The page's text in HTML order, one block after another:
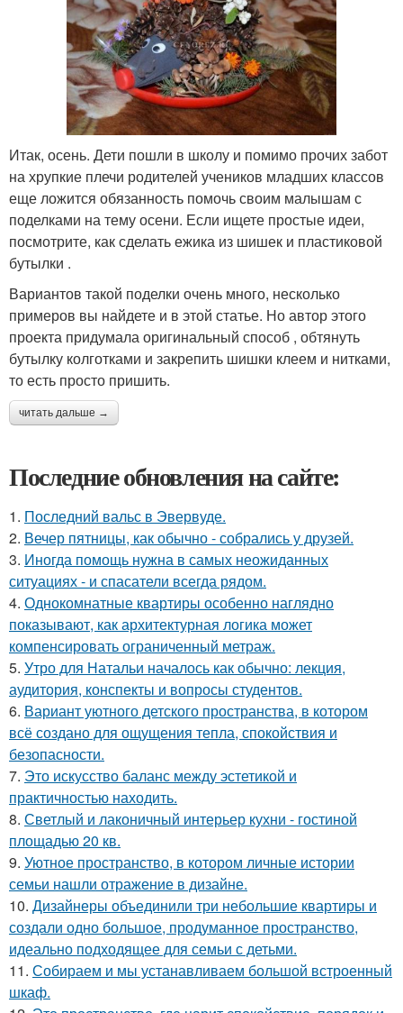
Итак, осень. Дети пошли в школу и помимо прочих забот
на хрупкие плечи родителей учеников младших классов
еще ложится обязанность помочь своим малышам с
поделками на тему осени. Если ищете простые идеи,
посмотрите, как сделать ежика из шишек и пластиковой
бутылки .
Вариантов такой поделки очень много, несколько
примеров вы найдете и в этой статье. Но автор этого
проекта придумала оригинальный способ , обтянуть
бутылку колготками и закрепить шишки клеем и нитками,
то есть просто пришить.
читать дальше →
Последние обновления на сайте:
1. Последний вальс в Эвервуде.
2. Вечер пятницы, как обычно - собрались у друзей.
3. Иногда помощь нужна в самых неожиданных
ситуациях - и спасатели всегда рядом.
4. Однокомнатные квартиры особенно наглядно
показывают, как архитектурная логика может
компенсировать ограниченный метраж.
5. Утро для Натальи началось как обычно: лекция,
аудитория, конспекты и вопросы студентов.
6. Вариант уютного детского пространства, в котором
всё создано для ощущения тепла, спокойствия и
безопасности.
7. Это искусство баланс между эстетикой и
практичностью находить.
8. Светлый и лаконичный интерьер кухни - гостиной
площадью 20 кв.
9. Уютное пространство, в котором личные истории
семьи нашли отражение в дизайне.
10. Дизайнеры объединили три небольшие квартиры и
создали одно большое, продуманное пространство,
идеально подходящее для семьи с детьми.
11. Собираем и мы устанавливаем большой встроенный
шкаф.